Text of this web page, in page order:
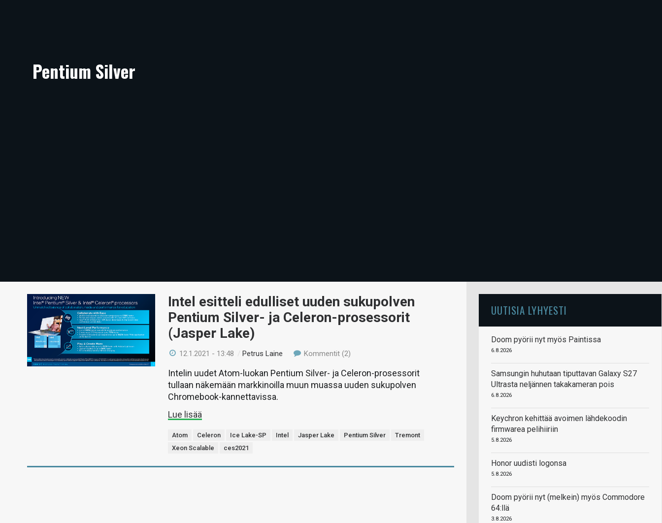
Pentium Silver
Intel esitteli edulliset uuden sukupolven
Pentium Silver- ja Celeron-prosessorit
(Jasper Lake)
12.1.2021 - 13:48 /Petrus Laine Kommentit (2)
Intelin uudet Atom-luokan Pentium Silver- ja Celeron-prosessorit
tullaan näkemään markkinoilla muun muassa uuden sukupolven
Chromebook-kannettavissa.
Lue lisää
Atom Celeron Ice Lake-SP Intel Jasper Lake Pentium Silver
Tremont
Xeon Scalable
ces2021
UUTISIA LYHYESTI
Doom pyörii nyt myös Paintissa
6.8.2026
Samsungin huhutaan tiputtavan Galaxy S27
Ultrasta neljännen takakameran pois
6.8.2026
Keychron kehittää avoimen lähdekoodin
firmwarea pelihiiriin
5.8.2026
Honor uudisti logonsa
5.8.2026
Doom pyörii nyt (melkein) myös Commodore
64:llä
3.8.2026